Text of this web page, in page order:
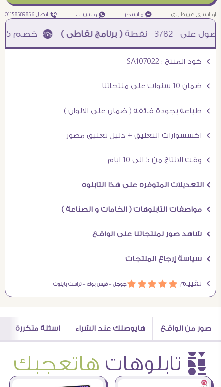
او اشترى عن طريق ¥ ماسنجر ₧ واتس اب ƒ اتصل 01158589856
3782 نقطة( برنامج نقاطى )à خصم 5% للعملاء الجدد à شحن مجانى عند الشراء ب 4000 جنيه à
Ö كود المنتج : SA107022
Ö ضمان 10 سنوات على منتجاتنا
Ö طباعة بجودة فائقة ( ضمان على الالوان )
Ö اكسسوارات التعليق + دليل تعليق مصور
Ö وقت الانتاج من 5 الى 10 ايام
Ö التعديلات المتوفره على هذا التابلوه
Ö مواصفات التابلوهات ( الخامات و الصناعة )
Ö شاهد صور لمنتجاتنا على الواقع
Ö سياسة إرجاع المنتجات
Ö تقييم áááááجوجل –فيس بوك –تراست بايلوت
صور من الواقع هايوصلك عند الشراء اسئلة متكررة
è تابلوهات هاتعجبك